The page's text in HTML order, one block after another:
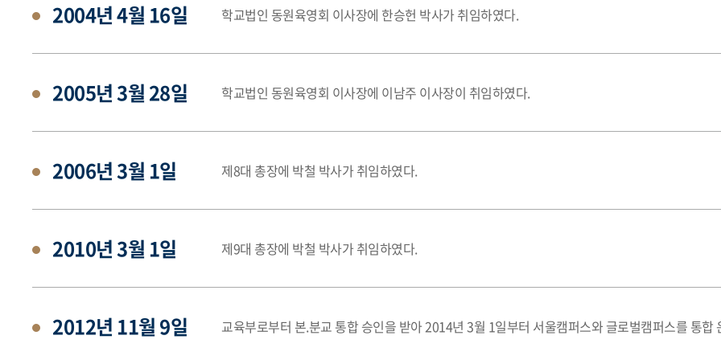
2004년 4월 16일 학교법인 동원육영회 이사장에 한승헌 박사가 취임하였다.
2005년 3월 28일 학교법인 동원육영회 이사장에 이남주 이사장이 취임하였다.
2006년 3월 1일 제8대 총장에 박철 박사가 취임하였다.
2010년 3월 1일 제9대 총장에 박철 박사가 취임하였다.
2012년 11월 9일 교육부로부터 본.분교 통합 승인을 받아 2014년 3월 1일부터 서울캠퍼스와 글로벌캠퍼스를 통합